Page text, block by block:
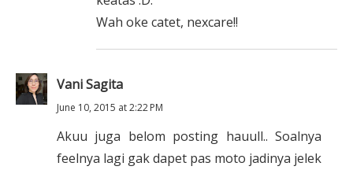
Wah oke catet, nexcare!!
Vani Sagita
June 10, 2015 at 2:22 PM
Akuu juga belom posting hauull.. Soalnya
feelnya lagi gak dapet pas moto jadinya jelek